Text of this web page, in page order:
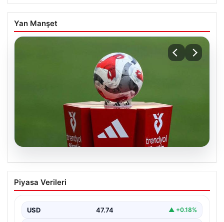
Yan Manşet
2026-27 Süper Lig Sezonunun İkinci ve
Üçüncü Haftalarının Programı Belirlendi
sezonu için heyecanlandıran gelişmeler yaşandı.…
Piyasa Verileri
USD 47.74 ▲ +0.18%